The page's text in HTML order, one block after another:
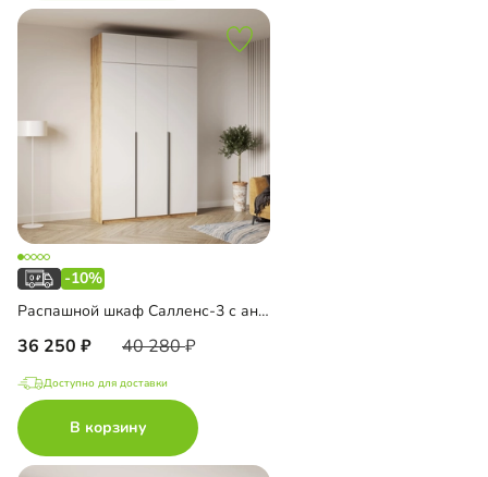
-10%
Распашной шкаф Салленс-3 с антресолью
36 250 40 280
Доступно для доставки
В корзину